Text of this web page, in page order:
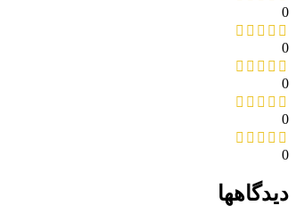
0
0
0
0
0
دیدگاهها